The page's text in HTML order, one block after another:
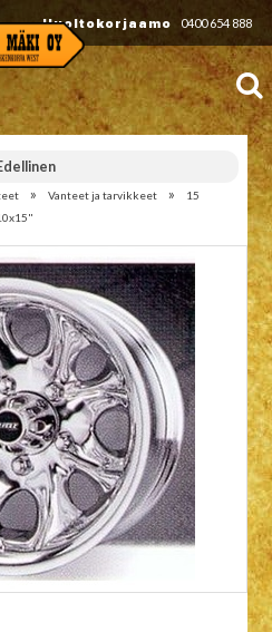
Huoltokorjaamo 0400 654 888
» Vanteet ja tarvikkeet »
15